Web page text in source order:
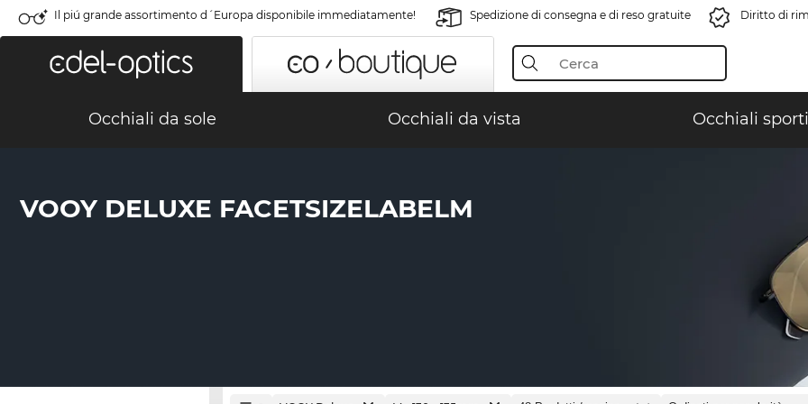
Il piú grande assortimento d´Europa disponibile immediatamente! Spedizione di consegna e di reso gratuite Diritto di
Occhiali da sole Occhiali da vista Occhiali
VOOY DELUXE FACETSIZELABELM